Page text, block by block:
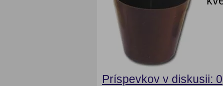
Príspevkov v diskusii: 0